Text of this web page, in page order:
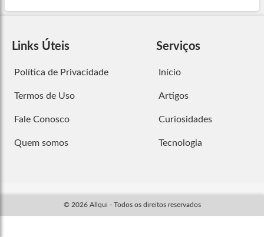
Links Úteis
Política de Privacidade
Termos de Uso
Fale Conosco
Quem somos
Serviços
Início
Artigos
Curiosidades
Tecnologia
© 2026 Allqui - Todos os direitos reservados